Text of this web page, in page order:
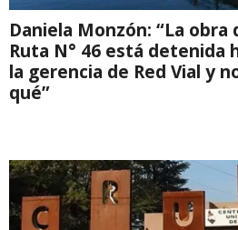
Daniela Monzón: “La
Ruta N° 46 está detenida
la gerencia de Red Vial y
qué”